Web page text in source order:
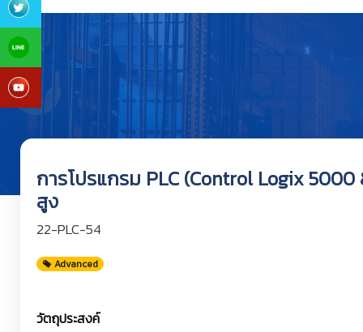
การโปรแกรม PLC (Control Logix
สูง
22-PLC-54
Advanced
วัตถุประสงค์